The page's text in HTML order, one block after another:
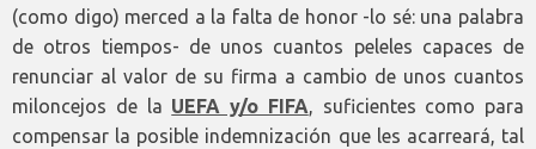
(como digo) merced a la falta de honor -lo sé: una palabra
de otros tiempos- de unos cuantos peleles capaces de
renunciar al valor de su firma a cambio de unos cuantos
miloncejos de la UEFA y/o FIFA, suficientes como para
compensar la posible indemnización que les acarreará, tal